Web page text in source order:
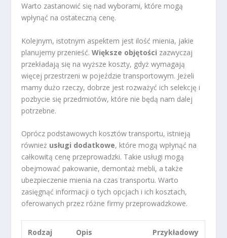
Warto zastanowić się nad wyborami, które mogą
wpłynąć na ostateczną cenę.
Kolejnym, istotnym aspektem jest ilość mienia, jakie
planujemy przenieść.Większe objętości zazwyczaj
przekładają się na wyższe koszty, gdyż wymagają
więcej przestrzeni w pojeździe transportowym. Jeżeli
mamy dużo rzeczy, dobrze jest rozważyć ich selekcję i
pozbycie się przedmiotów, które nie będą nam dalej
potrzebne.
Oprócz podstawowych kosztów transportu, istnieją
również usługi dodatkowe, które mogą wpłynąć na
całkowitą cenę przeprowadzki. Takie usługi mogą
obejmować pakowanie, demontaż mebli, a także
ubezpieczenie mienia na czas transportu. Warto
zasięgnąć informacji o tych opcjach i ich kosztach,
oferowanych przez różne firmy przeprowadzkowe.
Rodzaj
Opis
Przykładowy